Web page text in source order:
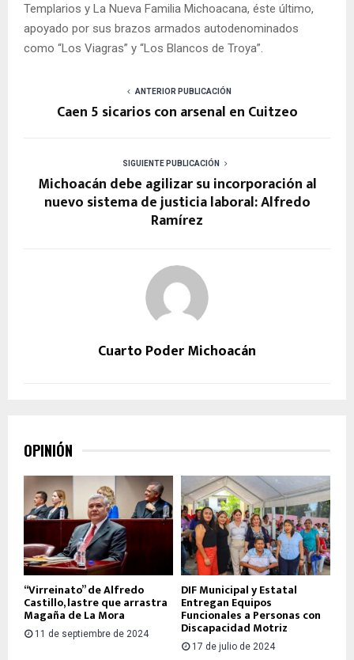
Templarios y La Nueva Familia Michoacana, éste último,
apoyado por sus brazos armados autodenominados
como “Los Viagras” y “Los Blancos de Troya”.
ANTERIOR PUBLICACIÓN
Caen 5 sicarios con arsenal en Cuitzeo
SIGUIENTE PUBLICACIÓN
Michoacán debe agilizar su incorporación al
nuevo sistema de justicia laboral: Alfredo
Ramírez
Cuarto Poder Michoacán
OPINIÓN
“Virreinato” de Alfredo
Castillo, lastre que arrastra
Magaña de La Mora
11 de septiembre de 2024
DIF Municipal y Estatal
Entregan Equipos
Funcionales a Personas con
Discapacidad Motriz
17 de julio de 2024